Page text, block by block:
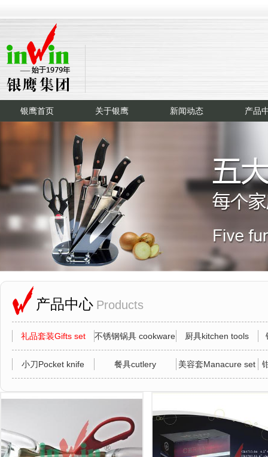
银鹰首页 关于银鹰 新闻动态 产品
产品中心 Products
礼品套装Gifts set 不锈钢锅具 cookware 厨具kitchen tools
小刀Pocket knife 餐具cutlery 美容套Manacure set